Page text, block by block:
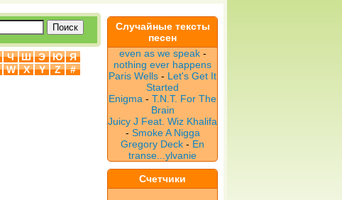
Ч Ш Э Ю
Я
W X Y Z
#
Случайные тексты
песен
even as we speak-
nothing ever happens
Paris Wells - Let's Get It
Started
Enigma - T.N.T. For The
Brain
Juicy J Feat. Wiz Khalifa
- Smoke A Nigga
Gregory Deck - En
transe...ylvanie
Счетчики